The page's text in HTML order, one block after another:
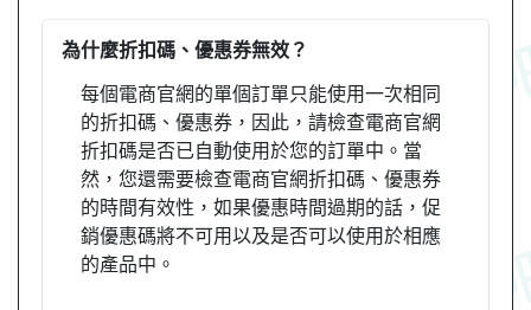
為什麼折扣碼、優惠券無效？
每個電商官網的單個訂單只能使用一次相同
的折扣碼、優惠券，因此，請檢查電商官網
折扣碼是否已自動使用於您的訂單中。當
然，您還需要檢查電商官網折扣碼、優惠券
的時間有效性，如果優惠時間過期的話，促
銷優惠碼將不可用以及是否可以使用於相應
的產品中。